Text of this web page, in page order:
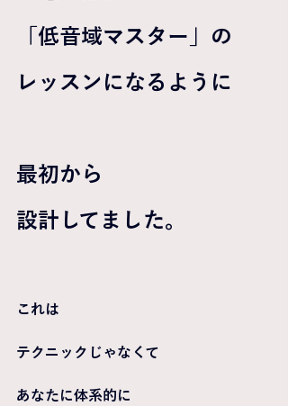
「低音域マスター」の
レッスンになるように
最初から
設計してました。
これは
テクニックじゃなくて
あなたに体系的に